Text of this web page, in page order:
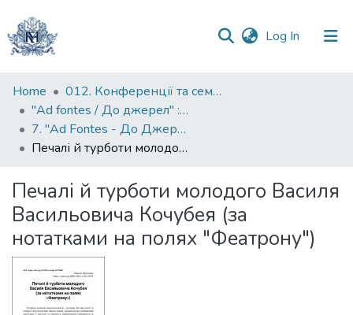
Log In (current)
Communities
&
Collections
Statistics
Home
012. Конференції та семінари НаУКМА
"Ad fontes / До джерел" : матеріали конференцій до ювілейних дат Києво-Могилянської академії
7. "Ad Fontes - До Джерел": Міжнародна наукова конференція з нагоди 405-ї річниці заснування Києво-Могилянської академії
Печалі й турботи молодого Василя Васильовича Кочубея (за нотатками на полях "Феатрону")
Печалі й турботи молодого Василя
Васильовича Кочубея (за
нотатками на полях "Феатрону")